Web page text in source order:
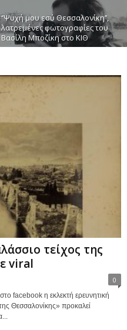
‘’Ψυχή μου εσύ Θεσσαλονίκη’’,
λατρεμένες φωτογραφίες του
Βασίλη Μποζίκη στο ΚΙΘ
τείχος της
viral
0
facebook η εκλεκτή ερευνητική
Θεσσαλονίκης» προκαλεί